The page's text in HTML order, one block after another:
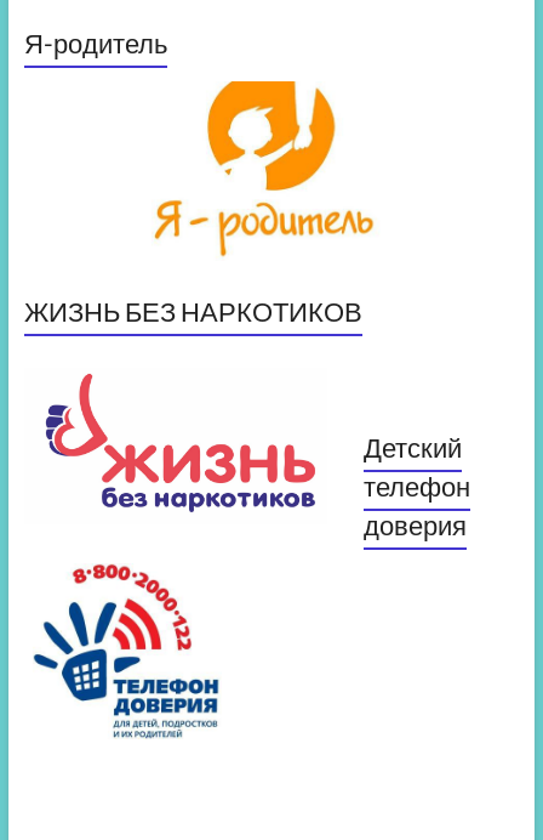
Я-родитель
ЖИЗНЬ БЕЗ НАРКОТИКОВ
Детский
телефон
доверия